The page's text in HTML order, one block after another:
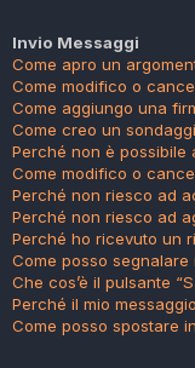
Invio Messaggi
Come apro un
Come modifico o
Come aggiungo una
Come creo un
Perché non è possibile
Come modifico o
Perché non riesco ad
Perché non riesco ad
Perché ho ricevuto un
Come posso segnalare
Che cos’è il pulsante
Perché il mio
Come posso spostare